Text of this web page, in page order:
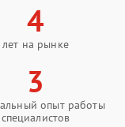
4
лет на рынке
3
опыт работы
специалистов